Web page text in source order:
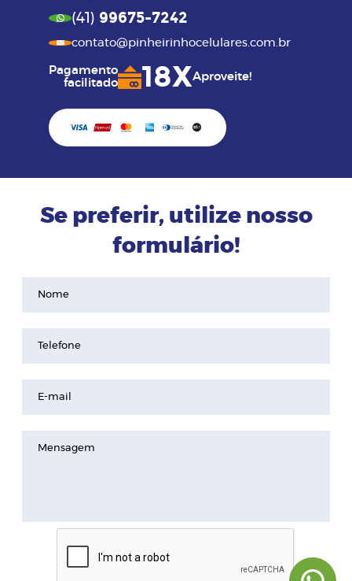
(41) 99675-7242
contato@pinheirinhocelulares.com.br
Pagamento
facilitado
18XAproveite!
Se preferir, utilize nosso
formulário!
Nome
Telefone
E-mail
Mensagem